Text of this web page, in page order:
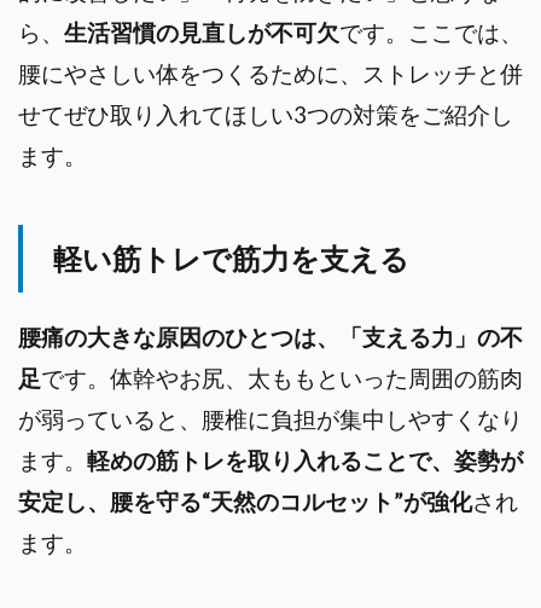
ら、 生活習慣の見直しが不可欠です。ここでは、
腰にやさしい体をつくるために、ストレッチと併
せてぜひ取り入れてほしい3つの対策をご紹介し
ます。
軽い筋トレで筋力を支える
腰痛の大きな原因のひとつは、「支える力」の不
足です。体幹やお尻、太ももといった周囲の筋肉
が弱っていると、腰椎に負担が集中しやすくなり
ます。 軽めの筋トレを取り入れることで、姿勢が
安定し、腰を守る“天然のコルセット”が強化され
ます。